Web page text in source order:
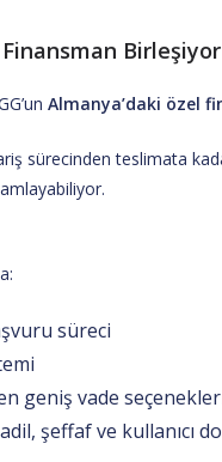
Birleşiyor
Almanya’daki özel
sürecinden teslimata
süreci
geniş vade
şeffaf ve kullanıcı